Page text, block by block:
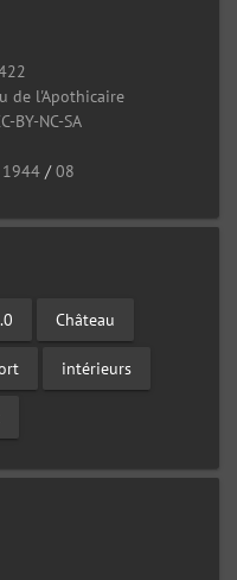
de l'Apothicaire
BY-NC-SA
1944 /08
Château
intérieurs